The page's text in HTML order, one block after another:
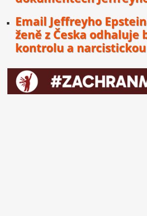
Email Jeffreyho
ženě z Česka
kontrolu a